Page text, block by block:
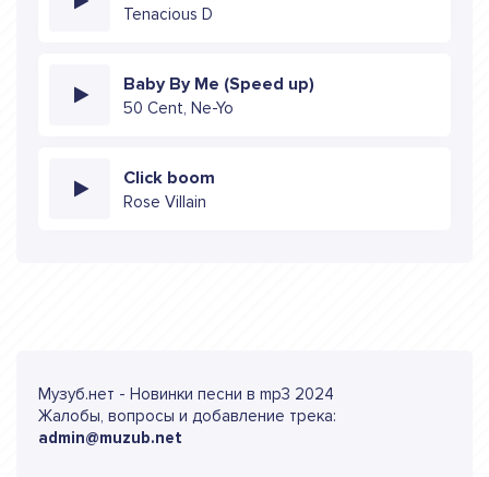
Tenacious D
Baby By Me (Speed up)
50 Cent, Ne-Yo
Click boom
Rose Villain
Музуб.нет - Новинки песни в mp3 2024
Жалобы, вопросы и добавление трека:
admin@muzub.net